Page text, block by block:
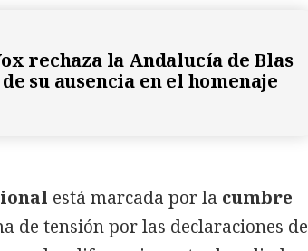
rechaza la Andalucía de Blas
su ausencia en el homenaje
está marcada por la cumbre
de tensión por las declaraciones de